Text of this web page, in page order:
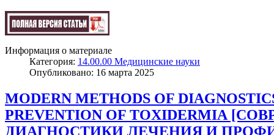
Информация о материале
Категория: 14.00.00 Медицинские науки
Опубликовано: 16 марта 2025
MODERN METHODS OF
PREVENTION OF TOXIDERMIA
ДИАГНОСТИКИ ЛЕЧЕНИЯ И